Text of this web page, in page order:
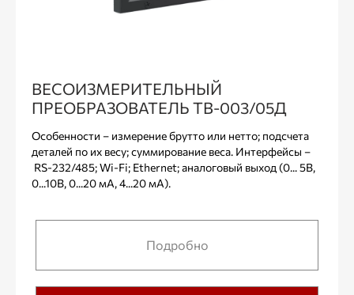
ВЕСОИЗМЕРИТЕЛЬНЫЙ
ПРЕОБРАЗОВАТЕЛЬ ТВ-003/05Д
Особенности – измерение брутто или нетто; подсчета
деталей по их весу; суммирование веса. Интерфейсы –
RS-232/485; Wi-Fi; Ethernet; аналоговый выход (0... 5В,
0...10В, 0...20 мА, 4...20 мА).
Подробно